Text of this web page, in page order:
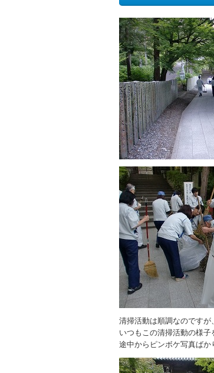
清掃活動は順調なのですが
いつもこの清掃活動の様子
途中からピンボケ写真ばか